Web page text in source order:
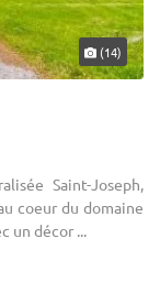
(14)
Saint-Joseph,
coeur du domaine
un décor ...